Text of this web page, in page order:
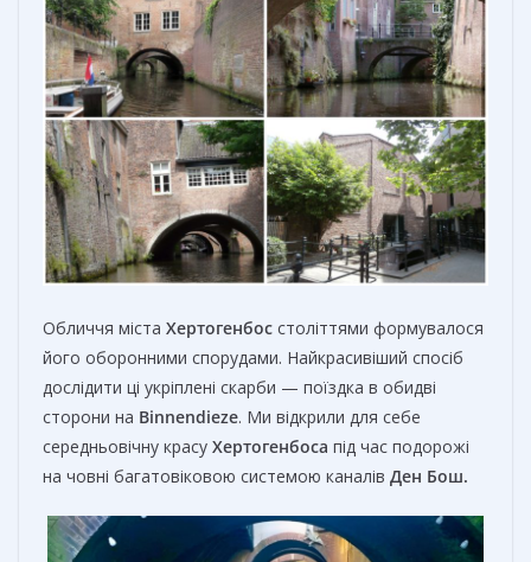
Обличчя міста Хертогенбос століттями формувалося
його оборонними спорудами. Найкрасивіший спосіб
дослідити ці укріплені скарби — поїздка в обидві
сторони на Binnendieze. Ми відкрили для себе
середньовічну красу Хертогенбоса під час подорожі
на човні багатовіковою системою каналів Ден Бош.